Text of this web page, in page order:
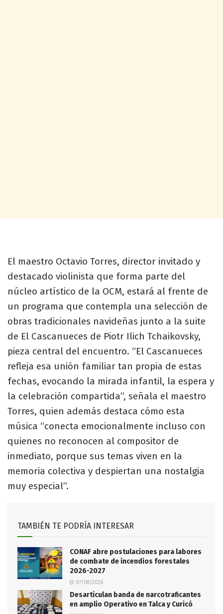
El maestro Octavio Torres, director invitado y
destacado violinista que forma parte del
núcleo artístico de la OCM, estará al frente de
un programa que contempla una selección de
obras tradicionales navideñas junto a la suite
de El Cascanueces de Piotr Ilich Tchaikovsky,
pieza central del encuentro. “El Cascanueces
refleja esa unión familiar tan propia de estas
fechas, evocando la mirada infantil, la espera y
la celebración compartida”, señala el maestro
Torres, quien además destaca cómo esta
música “conecta emocionalmente incluso con
quienes no reconocen al compositor de
inmediato, porque sus temas viven en la
memoria colectiva y despiertan una nostalgia
muy especial”.
TAMBIÉN TE PODRÍA INTERESAR
CONAF abre postulaciones para labores
de combate de incendios forestales
2026-2027
07/08/2026
Desarticulan banda de narcotraficantes
en amplio Operativo en Talca y Curicó